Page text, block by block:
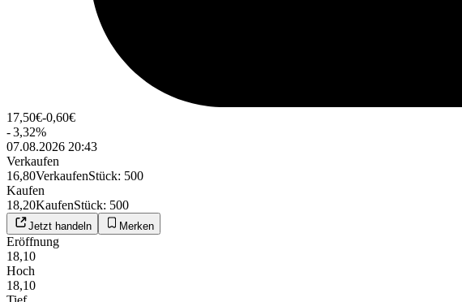
17,50€-0,60€
-3,32%
07.08.2026 20:43
Verkaufen
16,80VerkaufenStück: 500
Kaufen
18,20KaufenStück: 500
Jetzt handeln Merken
Eröffnung
18,10
Hoch
18,10